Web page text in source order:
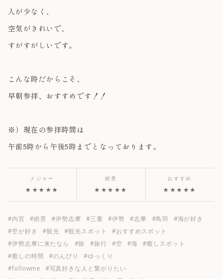
人が少なく、
空気がきれいで、
すがすがしいです。
こんな時だからこそ、
早朝参拝、おすすめです！！
※）現在の参拝時間は
午前5時から午後5時までとなっております。
メジャー
★★★★★
絶景
★★★★★
おすすめ
★★★★★
#内宮 #絶景 #伊勢志摩 #三重 #伊勢 #志摩 #鳥羽
#海が好き
#空が好き
#観光 #観光スポット
#おすすめスポット
#伊勢志摩に来たなら
#旅 #旅行 #空 #海
#癒しスポット
#癒しの時間
#のんびり
#ゆっくり
#followme
#写真好きな人と繋がりたい